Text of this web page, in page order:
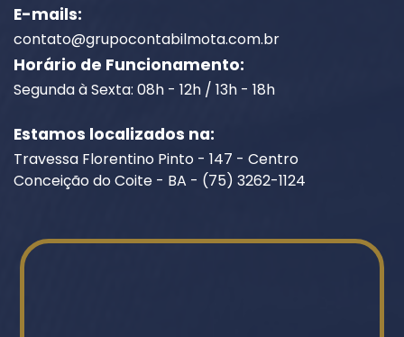
E-mails:
contato@grupocontabilmota.com.br
Horário de Funcionamento:
Segunda à Sexta: 08h - 12h / 13h - 18h
Estamos localizados na:
Travessa Florentino Pinto - 147 - Centro
Conceição do Coite - BA - (75) 3262-1124